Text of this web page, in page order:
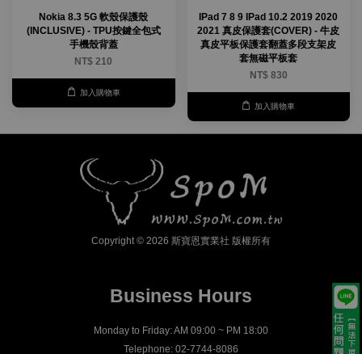
Nokia 8.3 5G 軟殼保護殼
(INCLUSIVE) - TPU按鍵全包式
手機殼背蓋
NT$ 210
加入購物車
IPad 7 8 9 IPad 10.2 2019 2020
2021 真皮保護套(COVER) - 牛皮
真皮平板保護套翻蓋多段支架皮
套無磁平板套
NT$ 830
加入購物車
Copyright © 2026 斯寶恩實業社 版權所有
Business Hours
Monday to Friday: AM 09:00 ~ PM 18:00
Telephone: 02-7744-8086